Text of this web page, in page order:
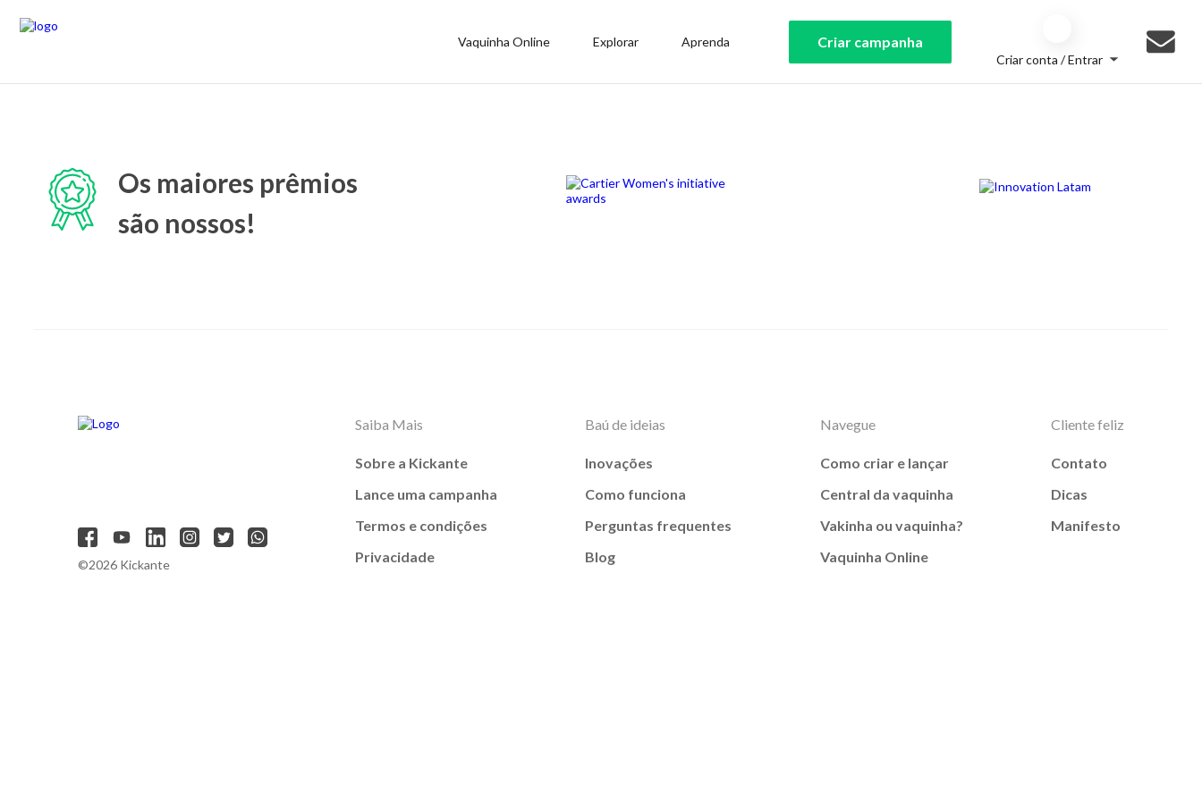
Vaquinha Online Explorar Aprenda Criar campanha
Criar conta / Entrar
Os maiores prêmios
são nossos!
©2026 Kickante
Saiba Mais
Sobre a Kickante
Lance uma campanha
Termos e condições
Privacidade
Baú de ideias
Inovações
Como funciona
Perguntas frequentes
Blog
Navegue
Como criar e lançar
Central da vaquinha
Vakinha ou vaquinha?
Vaquinha Online
Cliente feliz
Contato
Dicas
Manifesto